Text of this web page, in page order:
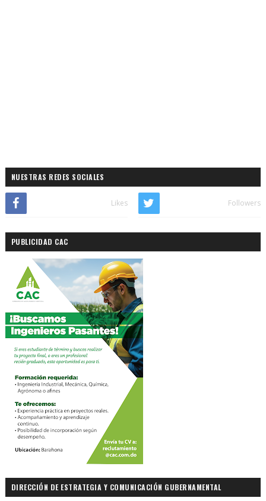
NUESTRAS REDES SOCIALES
Likes Followers
PUBLICIDAD CAC
DIRECCIÓN DE ESTRATEGIA Y COMUNICACIÓN GUBERNAMENTAL